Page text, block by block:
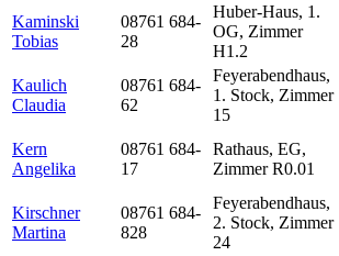
Kaminski
Tobias
08761 684-
28
Huber-Haus, 1.
OG, Zimmer
H1.2
Kaulich
Claudia
08761 684-
62
Feyerabendhaus,
1. Stock, Zimmer
15
Kern
Angelika
08761 684-
17
Rathaus, EG,
Zimmer R0.01
Kirschner
Martina
08761 684-
828
Feyerabendhaus,
2. Stock, Zimmer
24